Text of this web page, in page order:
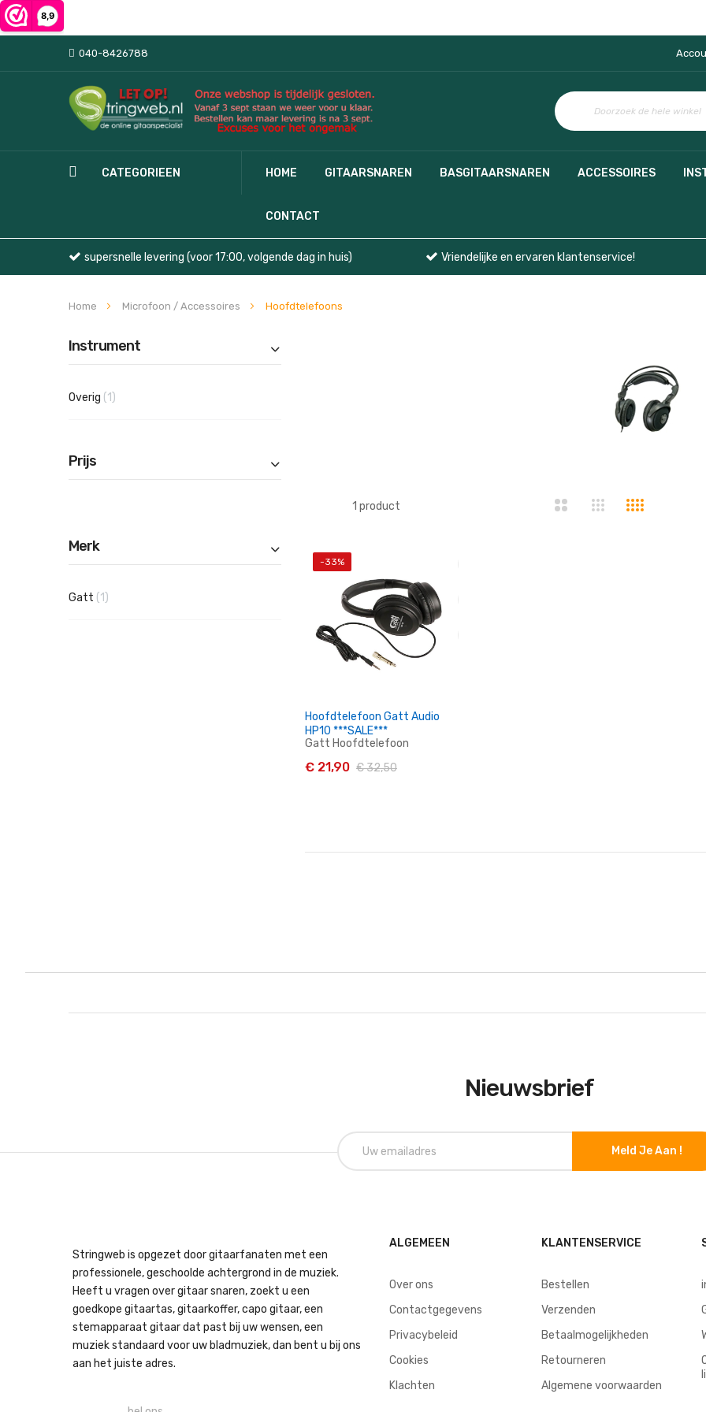
040-8426788
CATEGORIEEN HOME GITAARSNAREN BASGITAARSNAREN ACCESSOIRES
CONTACT
supersnelle levering (voor 17:00, volgende dag in huis) Vriendelijke en ervaren klantenservice!
Home Microfoon / Accessoires Hoofdtelefoons
Instrument
Overig 1product
Prijs
Merk
Gatt 1product
1 product
-33%
Hoofdtelefoon Gatt Audio
HP10 ***SALE***
Gatt Hoofdtelefoon
€ 21,90 € 32,50
Nieuwsbrief
Meld Je Aan !
Stringweb is opgezet door gitaarfanaten met een
professionele, geschoolde achtergrond in de muziek.
Heeft u vragen over gitaar snaren, zoekt u een
goedkope gitaartas, gitaarkoffer, capo gitaar, een
stemapparaat gitaar dat past bij uw wensen, een
muziek standaard voor uw bladmuziek, dan bent u bij ons
aan het juiste adres.
ALGEMEEN
Over ons
Contactgegevens
Privacybeleid
Cookies
Klachten
KLANTENSERVICE
Bestellen
Verzenden
Betaalmogelijkheden
Retourneren
Algemene voorwaarden